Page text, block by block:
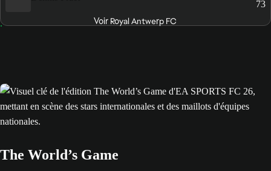
73
Voir Royal Antwerp FC
The World’s Game